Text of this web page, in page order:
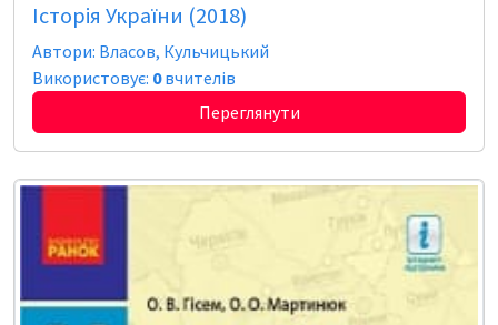
Історія України (2018)
Автори: Власов, Кульчицький
Використовує: 0вчителів
Переглянути